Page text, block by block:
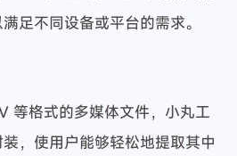
足不同设备或平台的需求。
等格式的多媒体文件，小丸工
，使用户能够轻松地提取其中